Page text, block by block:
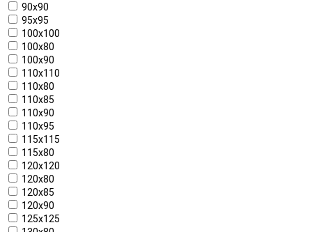
90x90
95x95
100x100
100x80
100x90
110x110
110x80
110x85
110x90
110x95
115x115
115x80
120x120
120x80
120x85
120x90
125x125